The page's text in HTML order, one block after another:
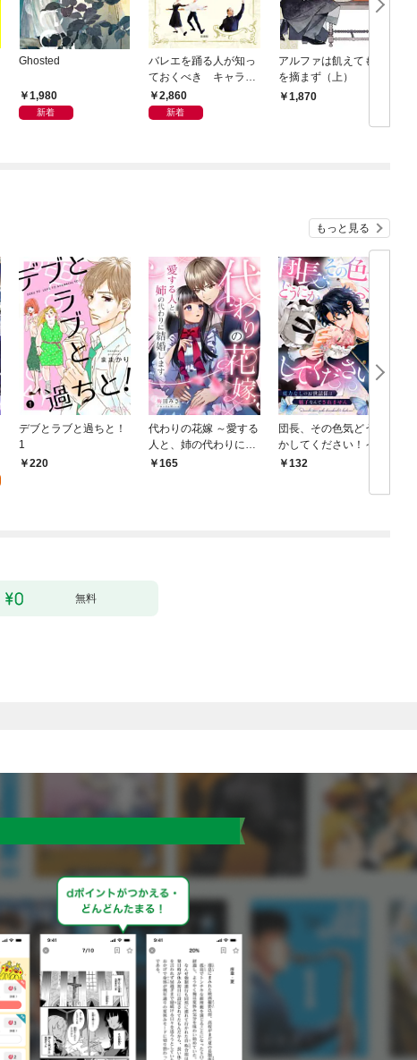
Ghosted
1,980
新着
バレエを踊る人が知っ
ておくべき キャラク
ターダンスの基本
2,860
新着
アルファは飢えても主
を摘まず（上）
1,870
もっと見る
デブとラブと過ちと！
1
220
代わりの花嫁 ～愛する
人と、姉の代わりに結
婚します～ 1
165
団長、その色気どうに
かしてください！～魔
力なしのお世話係は魅
132
無料